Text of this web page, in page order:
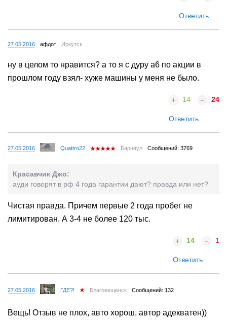
Ответить
27.05.2016 афдот Иркутск
ну в целом то нравится? а то я с дуру а6 по акции в
прошлом году взял- хуже машины у меня не было.
14 24
Ответить
27.05.2016 Quattro22 Барнаул Сообщений: 3769
Красавчик Джо:
ауди говорят в рф 4 года гарантии дают? правда или нет?
Чистая правда. Причем первые 2 года пробег не
лимитирован. А 3-4 не более 120 тыс.
14 1
Ответить
27.05.2016 ГДЕ?! Благовещенск Сообщений: 132
Вещь! Отзыв не плох, авто хорош, автор адекватен))